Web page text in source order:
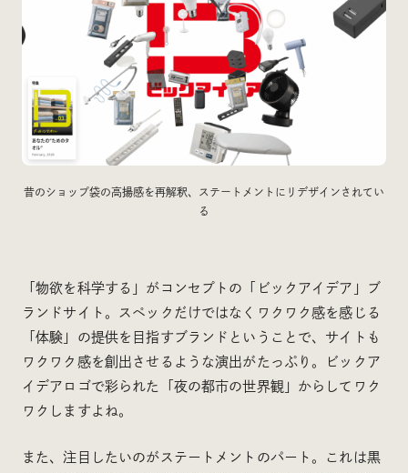
@iDID.team
Project by FOURDIGIT, SHIFTBRAINandWab Design
Collaboration withOUGON
Privacy Policy
昔のショップ袋の高揚感を再解釈、ステートメントにリデザインされてい
る
「物欲を科学する」がコンセプトの「ビックアイデア」ブ
ランドサイト。スペックだけではなくワクワク感を感じる
「体験」の提供を目指すブランドということで、サイトも
ワクワク感を創出させるような演出がたっぷり。ビックア
イデアロゴで彩られた「夜の都市の世界観」からしてワク
ワクしますよね。
また、注目したいのがステートメントのパート。これは黒